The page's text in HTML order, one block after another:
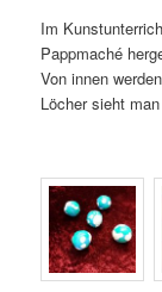
Im
Pappmaché
Von innen
Löcher sieht